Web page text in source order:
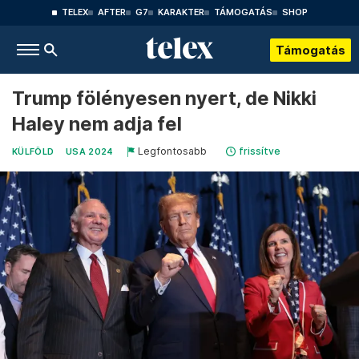
TELEX AFTER G7 KARAKTER TÁMOGATÁS SHOP
Támogatás
Trump fölényesen nyert, de Nikki
Haley nem adja fel
KÜLFÖLD USA 2024 Legfontosabb frissítve